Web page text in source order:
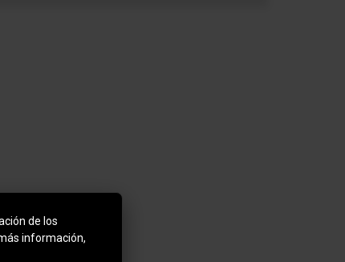
de los
información,